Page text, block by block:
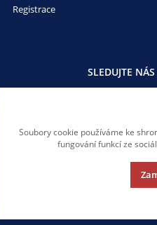
Registrace
e-shopu?
SLEDUJTE NÁS
pro více informací.
Soubory cookie používáme ke
fungování funkcí ze